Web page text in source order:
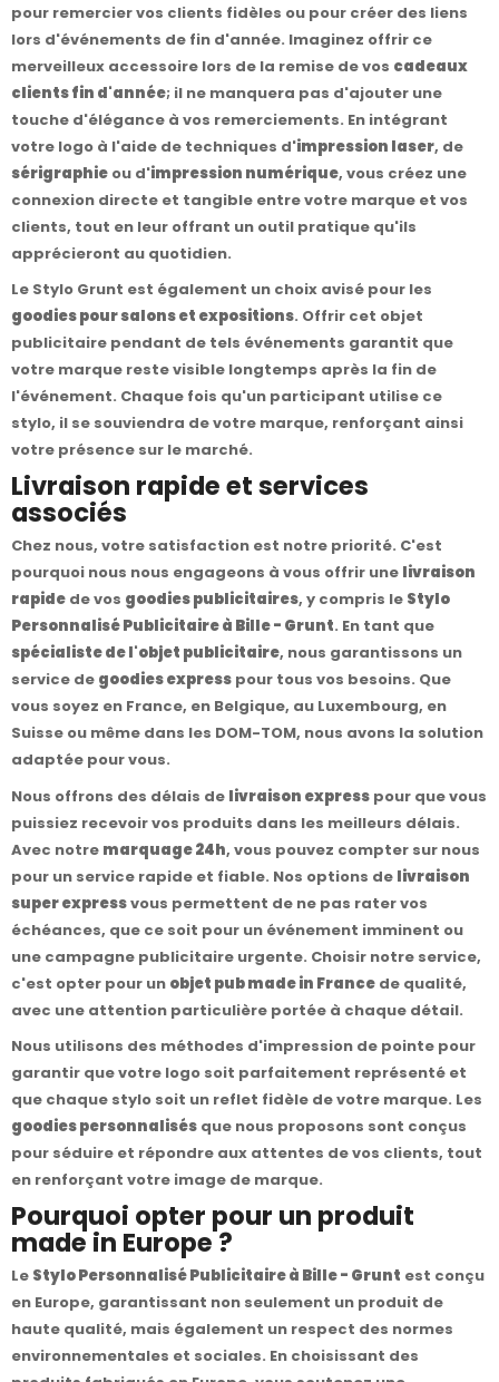
pour remercier vos clients fidèles ou pour créer des liens
lors d'événements de fin d'année. Imaginez offrir ce
merveilleux accessoire lors de la remise de vos cadeaux
clients fin d'année; il ne manquera pas d'ajouter une
touche d'élégance à vos remerciements. En intégrant
votre logo à l'aide de techniques d'impression laser, de
sérigraphie ou d'impression numérique, vous créez une
connexion directe et tangible entre votre marque et vos
clients, tout en leur offrant un outil pratique qu'ils
apprécieront au quotidien.
Le Stylo Grunt est également un choix avisé pour les
goodies pour salons et expositions. Offrir cet objet
publicitaire pendant de tels événements garantit que
votre marque reste visible longtemps après la fin de
l'événement. Chaque fois qu'un participant utilise ce
stylo, il se souviendra de votre marque, renforçant ainsi
votre présence sur le marché.
Livraison rapide et services
associés
Chez nous, votre satisfaction est notre priorité. C'est
pourquoi nous nous engageons à vous offrir une livraison
rapide de vos goodies publicitaires, y compris le Stylo
Personnalisé Publicitaire à Bille - Grunt. En tant que
spécialiste de l'objet publicitaire, nous garantissons un
service de goodies express pour tous vos besoins. Que
vous soyez en France, en Belgique, au Luxembourg, en
Suisse ou même dans les DOM-TOM, nous avons la solution
adaptée pour vous.
Nous offrons des délais de livraison express pour que vous
puissiez recevoir vos produits dans les meilleurs délais.
Avec notre marquage 24h, vous pouvez compter sur nous
pour un service rapide et fiable. Nos options de livraison
super expressvous permettent de ne pas rater vos
échéances, que ce soit pour un événement imminent ou
une campagne publicitaire urgente. Choisir notre service,
c'est opter pour un objet pub made in France de qualité,
avec une attention particulière portée à chaque détail.
Nous utilisons des méthodes d'impression de pointe pour
garantir que votre logo soit parfaitement représenté et
que chaque stylo soit un reflet fidèle de votre marque. Les
goodies personnalisés que nous proposons sont conçus
pour séduire et répondre aux attentes de vos clients, tout
en renforçant votre image de marque.
Pourquoi opter pour un produit
made in Europe ?
Le Stylo Personnalisé Publicitaire à Bille - Grunt est conçu
en Europe, garantissant non seulement un produit de
haute qualité, mais également un respect des normes
environnementales et sociales. En choisissant des